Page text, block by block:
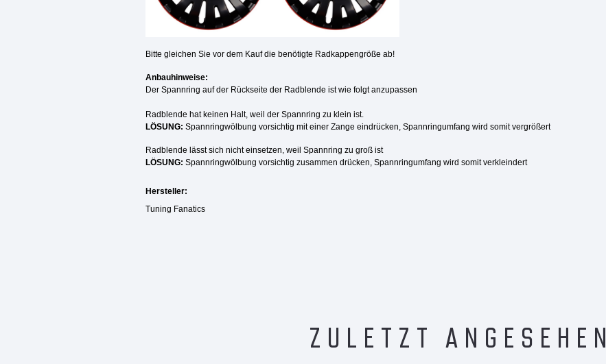
Bitte gleichen Sie vor dem Kauf die benötigte Radkappengröße ab!
Anbauhinweise:
Der Spannring auf der Rückseite der Radblende ist wie folgt anzupassen
Radblende hat keinen Halt, weil der Spannring zu klein ist.
LÖSUNG: Spannringwölbung vorsichtig mit einer Zange eindrücken, Spannringumfang wird somit vergrößert
Radblende lässt sich nicht einsetzen, weil Spannring zu groß ist
LÖSUNG: Spannringwölbung vorsichtig zusammen drücken, Spannringumfang wird somit verkleindert
Hersteller:
Tuning Fanatics
ZULETZT ANGESEHEN